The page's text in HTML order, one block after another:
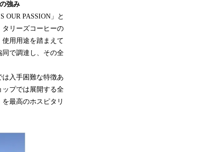
強み
OUR PASSION」と
タリーズコーヒーの
用用途を踏まえて
で調達し、その全
入手困難な特徴あ
ップでは展開する全
最高のホスピタリ